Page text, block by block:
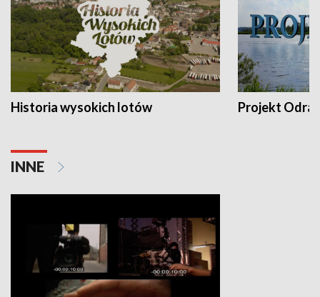
Historia wysokich lotów Projekt Odra
INNE